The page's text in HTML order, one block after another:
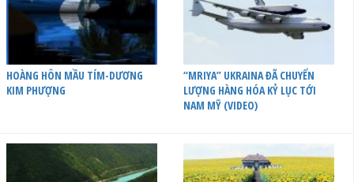
HOÀNG HÔN MẦU TÍM-DƯƠNG
KIM PHƯỢNG
“MRIYA” UKRAINA ĐÃ CHUYỂN
LƯỢNG HÀNG HÓA KỶ LỤC TỚI
NAM MỸ (VIDEO)